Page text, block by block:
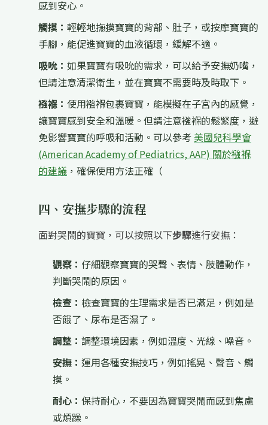
感到安心。
觸摸： 輕輕地撫摸寶寶的背部、肚子，或按摩寶寶的
手腳，能促進寶寶的血液循環，緩解不適。
吸吮： 如果寶寶有吸吮的需求，可以給予安撫奶嘴，
但請注意清潔衛生，並在寶寶不需要時及時取下。
襁褓： 使用襁褓包裹寶寶，能模擬在子宮內的感覺，
讓寶寶感到安全和溫暖。但請注意襁褓的鬆緊度，避
免影響寶寶的呼吸和活動。可以參考 美國兒科學會
(American Academy of Pediatrics, AAP) 關於襁褓
的建議 ，確保使用方法正確（
四、安撫步驟的流程
面對哭鬧的寶寶，可以按照以下步驟進行安撫：
觀察： 仔細觀察寶寶的哭聲、表情、肢體動作，
判斷哭鬧的原因。
檢查： 檢查寶寶的生理需求是否已滿足，例如是
否餓了、尿布是否濕了。
調整： 調整環境因素，例如溫度、光線、噪音。
安撫： 運用各種安撫技巧，例如搖晃、聲音、觸
摸。
耐心： 保持耐心，不要因為寶寶哭鬧而感到焦慮
或煩躁。